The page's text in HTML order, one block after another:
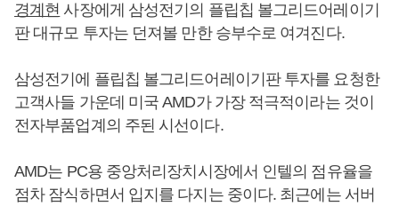
경계현 사장에게 삼성전기의 플립칩 볼그리드어레이기
판 대규모 투자는 던져볼 만한 승부수로 여겨진다.
삼성전기에 플립칩 볼그리드어레이기판 투자를 요청한
고객사들 가운데 미국 AMD가 가장 적극적이라는 것이
전자부품업계의 주된 시선이다.
AMD는 PC용 중앙처리장치시장에서 인텔의 점유율을
점차 잠식하면서 입지를 다지는 중이다. 최근에는 서버